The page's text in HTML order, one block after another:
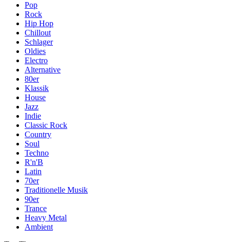
Pop
Rock
Hip Hop
Chillout
Schlager
Oldies
Electro
Alternative
80er
Klassik
House
Jazz
Indie
Classic Rock
Country
Soul
Techno
R'n'B
Latin
70er
Traditionelle Musik
90er
Trance
Heavy Metal
Ambient